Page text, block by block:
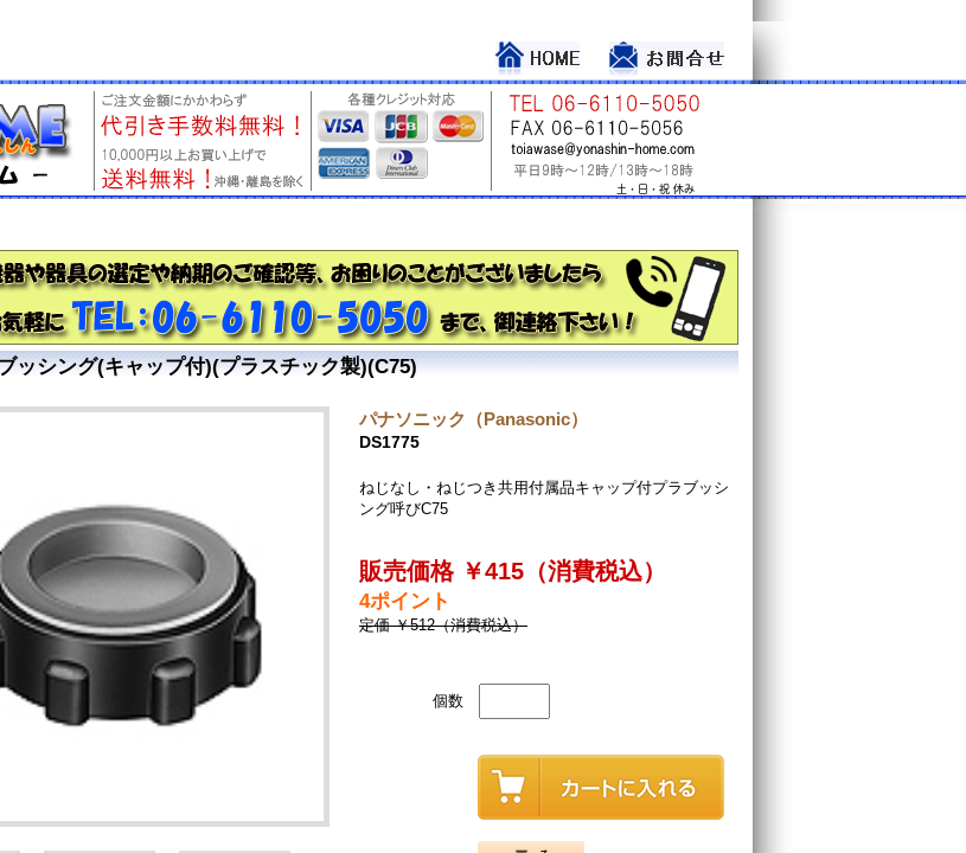
ッシング(キャップ付)(プラスチック製)(C75)
パナソニック（Panasonic）
DS1775
ねじなし・ねじつき共用付属品キャップ付プラブッシ
ング呼びC75
販売価格 ￥415（消費税込）
4ポイント
定価 ￥512（消費税込）
個数